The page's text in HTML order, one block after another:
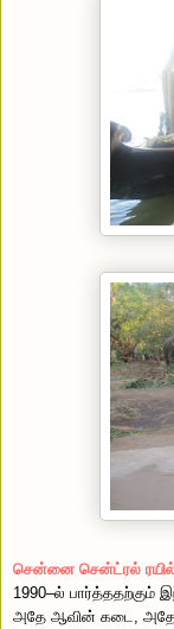
சென்னை சென்ட்ரல்
1990–ல் பார்த்ததற்கும்
அதே ஆவின் கடை, அதே